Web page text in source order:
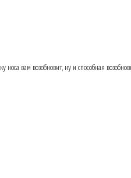
вам возобновит, ну и способная